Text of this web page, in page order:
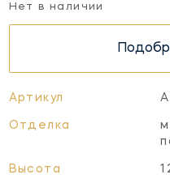
Нет в наличии
Артикул
Отделка
Высота